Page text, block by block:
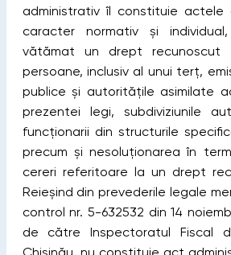
administrativ îl constituie actele
caracter normativ și
vătămat un drept
persoane, inclusiv al unui terţ,
publice și autorităţile asimilate
prezentei legi, subdiviziunile
funcţionarii din structurile
precum și nesoluţionarea în
cereri referitoare la un drept
Reieșind din prevederile legale
control nr. 5-632532 din 14
de către Inspectoratul Fiscal